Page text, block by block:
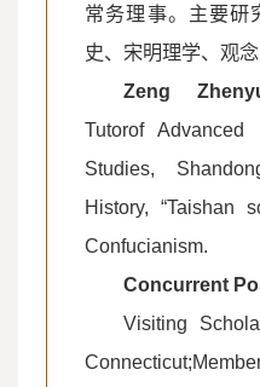
常务理事。主要研
史、宋明理学、观念
Zeng
Tutorof Advanced
Studies,
History, “Taishan
Confucianism.
Concurrent
Visiting